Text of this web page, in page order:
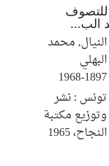
للتصوف
الب...
النيال, محمد
البهلي‏
‏‏‏‏1897‏‏-1968‏
تونس : نشر
وتوزيع مكتبة
النجاح‏‏، ‏1965